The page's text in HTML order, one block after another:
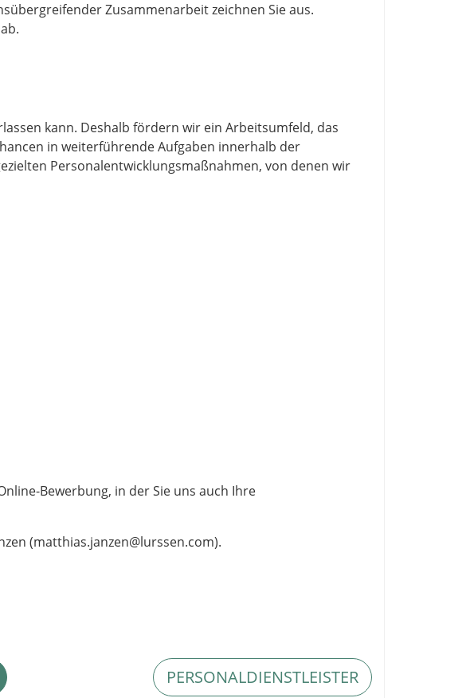
Zusammenarbeit zeichnen Sie aus.
kann. Deshalb fördern wir ein Arbeitsumfeld, das
in weiterführende Aufgaben innerhalb der
Personalentwicklungsmaßnahmen, von denen wir
Bewerbung, in der Sie uns auch Ihre
(matthias.janzen@lurssen.com).
PERSONALDIENSTLEISTER